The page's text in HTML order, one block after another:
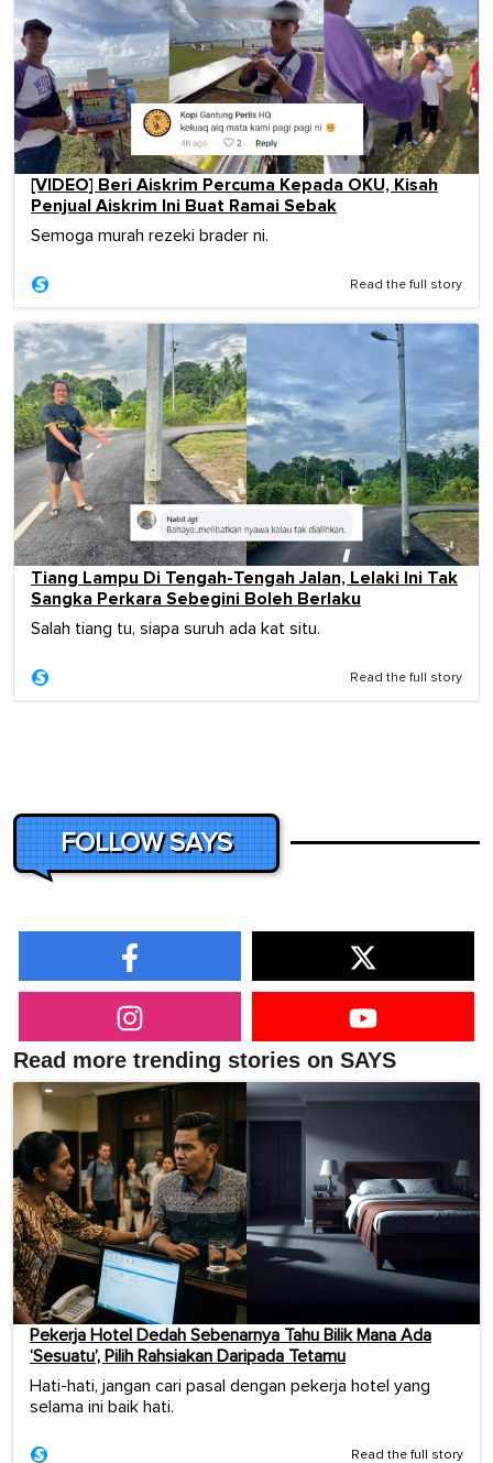
[VIDEO] Beri Aiskrim Percuma Kepada OKU, Kisah
Penjual Aiskrim Ini Buat Ramai Sebak
Semoga murah rezeki brader ni.
Read the full story
Tiang Lampu Di Tengah-Tengah Jalan, Lelaki Ini Tak
Sangka Perkara Sebegini Boleh Berlaku
Salah tiang tu, siapa suruh ada kat situ.
Read the full story
FOLLOW SAYS
Read more trending stories on SAYS
Pekerja Hotel Dedah Sebenarnya Tahu Bilik Mana Ada
‘Sesuatu’, Pilih Rahsiakan Daripada Tetamu
Hati-hati, jangan cari pasal dengan pekerja hotel yang
selama ini baik hati.
Read the full story